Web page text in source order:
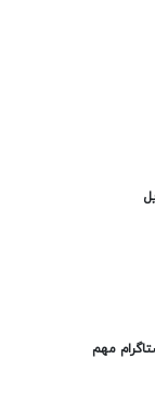
مهم